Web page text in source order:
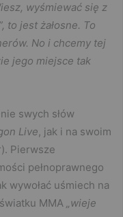
wyśmiewać się z
to jest żałosne. To
No i chcemy tej
jego miejsce tak
swych słów
Live, jak i na swoim
Pierwsze
pełnoprawnego
wywołać uśmiech na
MMA „wieje